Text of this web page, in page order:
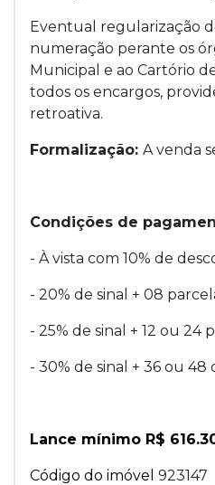
Eventual regularização
numeração perante os
Municipal e ao Cartório
todos os encargos,
retroativa.
Formalização: A venda
Condições de
- À vista com 10% de
- 20% de sinal + 08
- 25% de sinal + 12 ou 24
- 30% de sinal + 36 ou 48
Lance mínimo R$
Código do imóvel 923147